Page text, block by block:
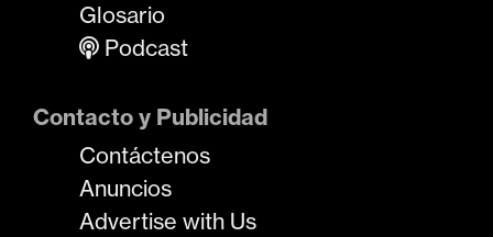
Glosario
Podcast
Contacto y Publicidad
Contáctenos
Anuncios
Advertise with Us